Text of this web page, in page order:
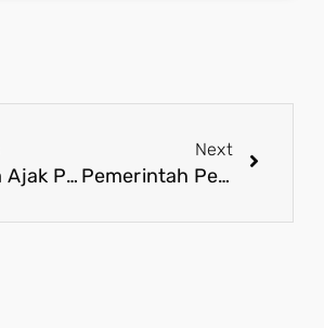
Ekonom Ajak Publik Sikapi Isu Ekonomi secara Objektif di Tengah Aksi Mahasiswa
Next
Pemerintah Perluas Ruang Partisipasi, Terima Aspirasi dari Mahasiswa Secara Terbuka